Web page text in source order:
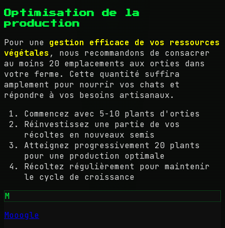
Optimisation de la
production
Pour une gestion efficace de vos ressources
végétales , nous recommandons de consacrer
au moins 20 emplacements aux orties dans
votre ferme. Cette quantité suffira
amplement pour nourrir vos chats et
répondre à vos besoins artisanaux.
Commencez avec 5-10 plants d'orties
Réinvestissez une partie de vos
récoltes en nouveaux semis
Atteignez progressivement 20 plants
pour une production optimale
Récoltez régulièrement pour maintenir
le cycle de croissance
M
Mooogle